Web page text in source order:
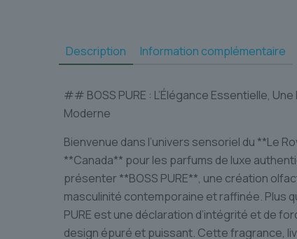
Description Information complémentaire
## BOSS PURE : L’Élégance Essentielle,
Moderne
Bienvenue dans l’univers sensoriel du **Le
**Canada** pour les parfums de luxe
présenter **BOSS PURE**, une création
masculinité contemporaine et raffinée. Plus
PURE est une déclaration d’intégrité et de
design épuré et puissant. Cette fragrance,